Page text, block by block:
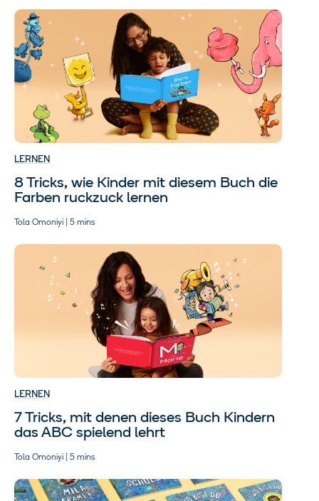
LERNEN
8 Tricks, wie Kinder mit diesem Buch die
Farben ruckzuck lernen
Tola Omoniyi | 5 mins
LERNEN
7 Tricks, mit denen dieses Buch Kindern
das ABC spielend lehrt
Tola Omoniyi | 5 mins